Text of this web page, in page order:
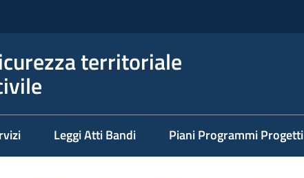
territoriale
Leggi Atti Bandi Piani Programmi Progetti